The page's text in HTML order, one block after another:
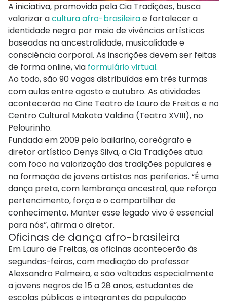
A iniciativa, promovida pela Cia Tradições, busca
valorizar acultura afro-brasileirae fortalecer a
identidade negra por meio de vivências artísticas
baseadas na ancestralidade, musicalidade e
consciência corporal. As inscrições devem ser feitas
de forma online, via formulário virtual.
Ao todo, são 90 vagas distribuídas em três turmas
com aulas entre agosto e outubro. As atividades
acontecerão no Cine Teatro de Lauro de Freitas e no
Centro Cultural Makota Valdina (Teatro XVIII), no
Pelourinho.
Fundada em 2009 pelo bailarino, coreógrafo e
diretor artístico Denys Silva, a Cia Tradições atua
com foco na valorização das tradições populares e
na formação de jovens artistas nas periferias. “É uma
dança preta, com lembrança ancestral, que reforça
pertencimento, força e o compartilhar de
conhecimento. Manter esse legado vivo é essencial
para nós”, afirma o diretor.
Oficinas de dança afro-brasileira
Em Lauro de Freitas, as oficinas acontecerão às
segundas-feiras, com mediação do professor
Alexsandro Palmeira, e são voltadas especialmente
a jovens negros de 15 a 28 anos, estudantes de
escolas públicas e integrantes da população